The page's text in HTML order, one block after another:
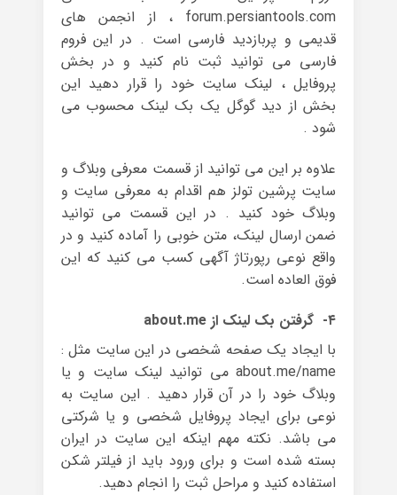
forum.persiantools.com ، از انجمن های
قدیمی و پربازدید فارسی است . در این فروم
فارسی می توانید ثبت نام کنید و در بخش
پروفایل ، لینک سایت خود را قرار دهید این
بخش از دید گوگل یک بک لینک محسوب می
شود .
علاوه بر این می توانید از قسمت معرفی وبلاگ و
سایت پرشین تولز هم اقدام به معرفی سایت و
وبلاگ خود کنید . در این قسمت می توانید
ضمن ارسال لینک، متن خوبی را آماده کنید و در
واقع نوعی رپورتاژ آگهی کسب می کنید که این
فوق العاده است.
۴- گرفتن بک لینک از about.me
با ایجاد یک صفحه شخصی در این سایت مثل :
about.me/name می توانید لینک سایت و یا
وبلاگ خود را در آن قرار دهید . این سایت به
نوعی برای ایجاد پروفایل شخصی و یا شرکتی
می باشد. نکته مهم اینکه این سایت در ایران
بسته شده است و برای ورود باید از فیلتر شکن
استفاده کنید و مراحل ثبت را انجام دهید.